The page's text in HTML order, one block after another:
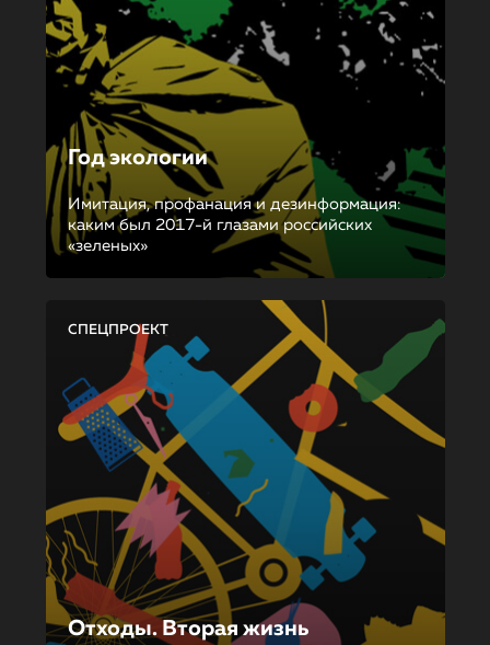
Год экологии
Имитация, профанация и дезинформация:
каким был 2017-й глазами российских
«зеленых»
СПЕЦПРОЕКТ
Отходы. Вторая жизнь